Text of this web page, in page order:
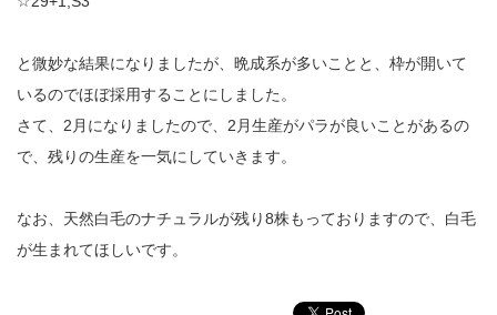
と微妙な結果になりましたが、晩成系が多いことと、枠が開いて
いるのでほぼ採用することにしました。
さて、2月になりましたので、2月生産がパラが良いことがあるの
で、残りの生産を一気にしていきます。
なお、天然白毛のナチュラルが残り8株もっておりますので、白毛
が生まれてほしいです。